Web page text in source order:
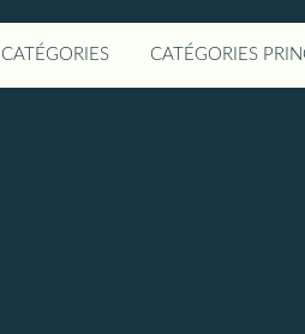
CATÉGORIES CATÉGORIES